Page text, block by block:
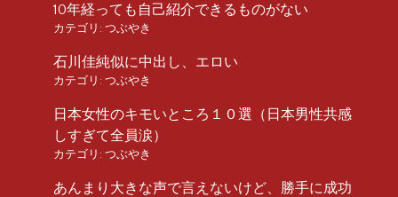
10年経っても自己紹介できるものがない
カテゴリ: つぶやき
石川佳純似に中出し、エロい
カテゴリ: つぶやき
日本女性のキモいところ１０選（日本男性共感
しすぎて全員涙）
カテゴリ: つぶやき
あんまり大きな声で言えないけど、勝手に成功